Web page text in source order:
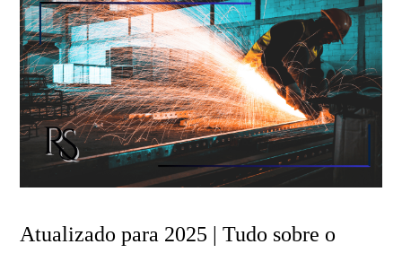
Atualizado para 2025 | Tudo sobre o